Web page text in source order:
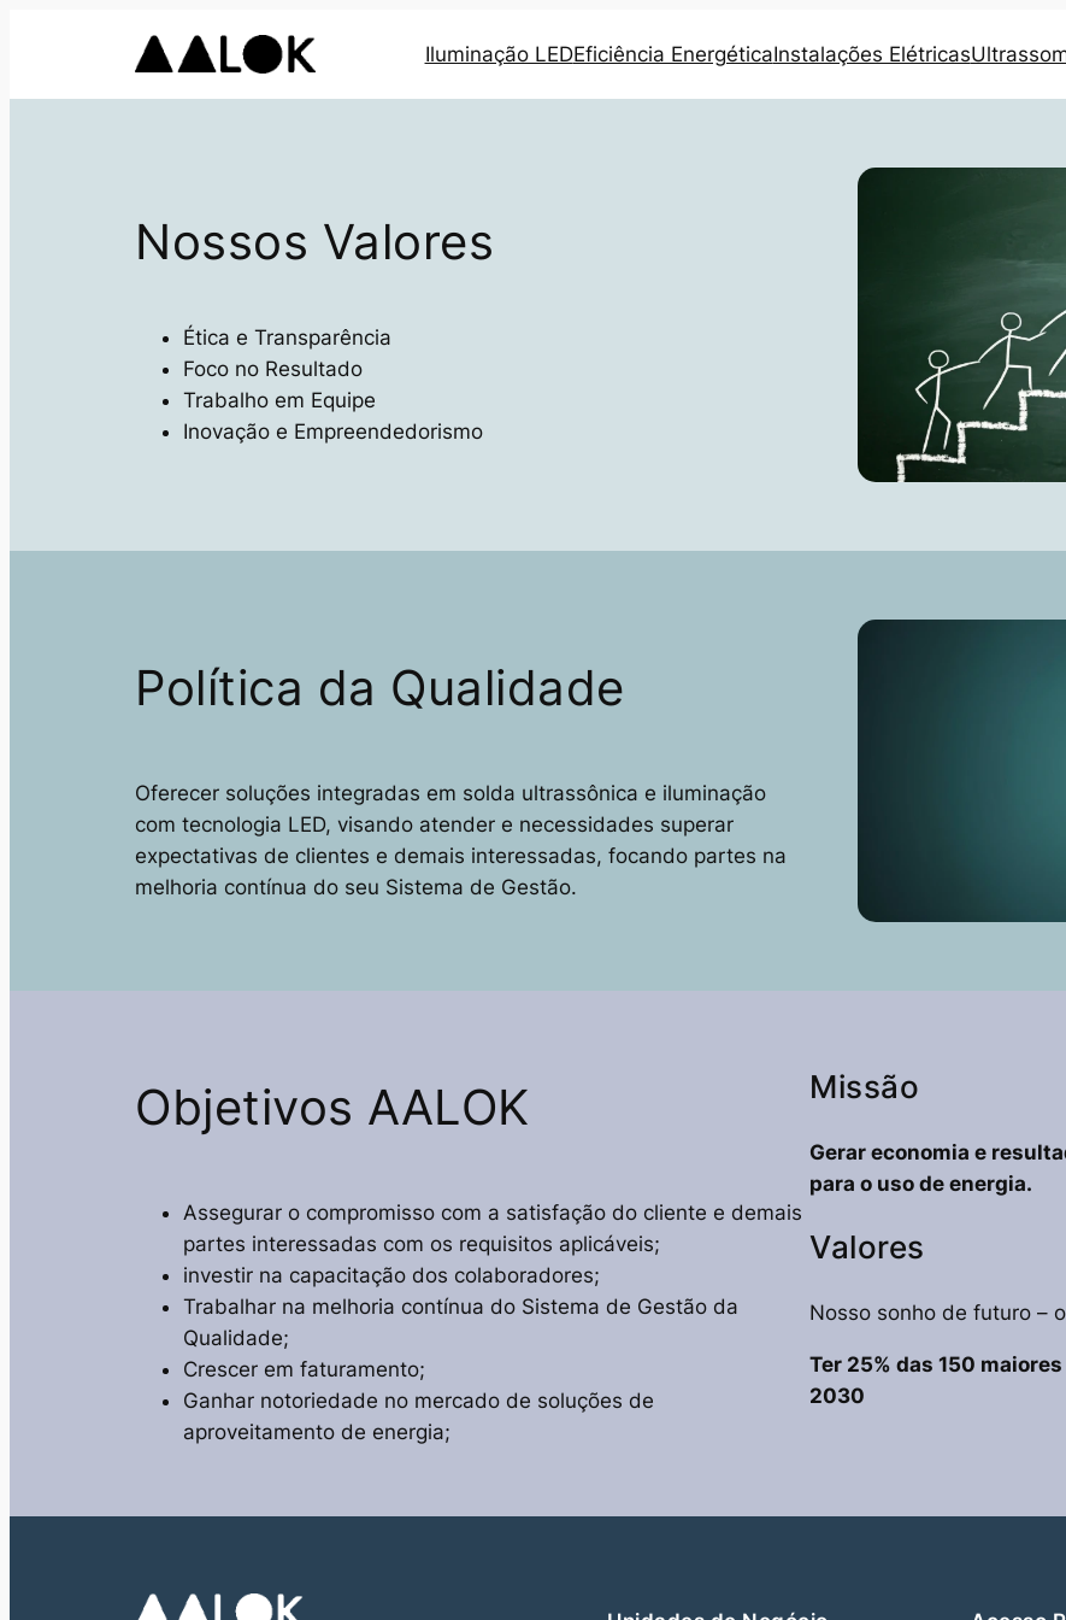
Iluminação LEDEficiência EnergéticaInstalações Elétricas
Nossos Valores
Ética e Transparência
Foco no Resultado
Trabalho em Equipe
Inovação e Empreendedorismo
Política da Qualidade
Oferecer soluções integradas em solda ultrassônica e iluminação
com tecnologia LED, visando atender e necessidades superar
expectativas de clientes e demais interessadas, focando partes na
melhoria contínua do seu Sistema de Gestão.
Objetivos AALOK
Assegurar o compromisso com a satisfação do cliente e demais
partes interessadas com os requisitos aplicáveis;
investir na capacitação dos colaboradores;
Trabalhar na melhoria contínua do Sistema de Gestão da
Qualidade;
Crescer em faturamento;
Ganhar notoriedade no mercado de soluções de
aproveitamento de energia;
Missão
Gerar economia e
para o uso de energia.
Valores
Nosso sonho de futuro –
Ter 25% das 150
2030